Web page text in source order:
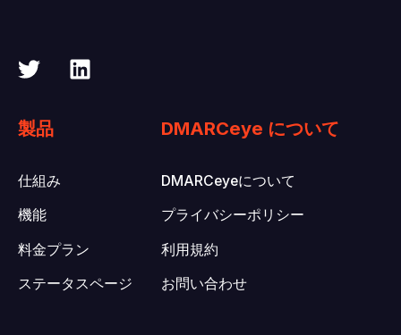
製品
仕組み
機能
料金プラン
ステータスページ
DMARCeye について
DMARCeyeについて
プライバシーポリシー
利用規約
お問い合わせ